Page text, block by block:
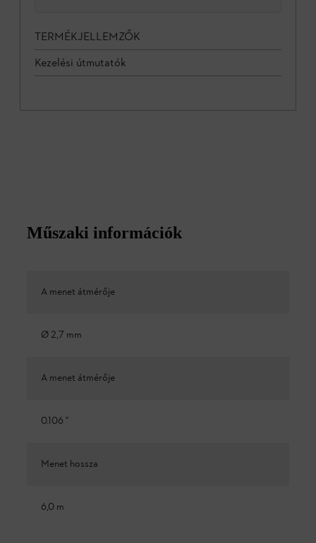
TERMÉKJELLEMZŐK
Kezelési útmutatók
Műszaki információk
A menet átmérője
Ø 2,7 mm
A menet átmérője
0.106 "
Menet hossza
6,0 m